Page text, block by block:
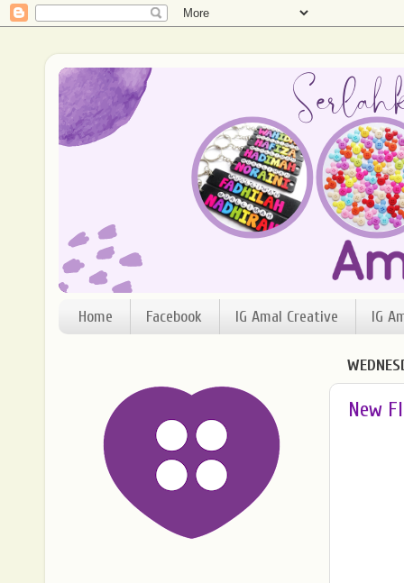
Home Facebook IG Amal Creative IG
New